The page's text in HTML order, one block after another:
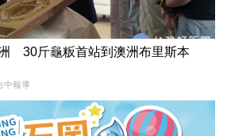
30斤龜粄首站到澳洲布里斯本
中報導